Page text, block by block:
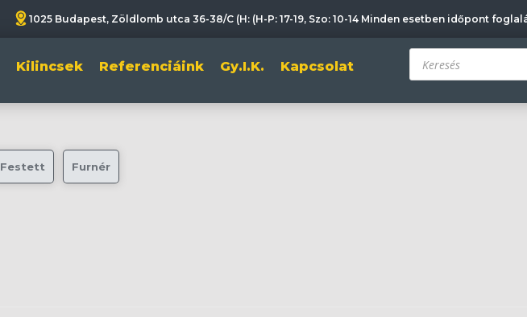
1025 Budapest, Zöldlomb utca 36-38/C (H: (H-P: 17-19, Szo: 10-14 Minden esetben időpont
Kilincsek Referenciáink Gy.I.K. Kapcsolat
Festett Furnér